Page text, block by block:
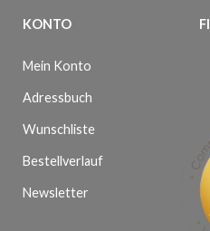
KONTO
Mein Konto
Adressbuch
Wunschliste
Bestellverlauf
Newsletter